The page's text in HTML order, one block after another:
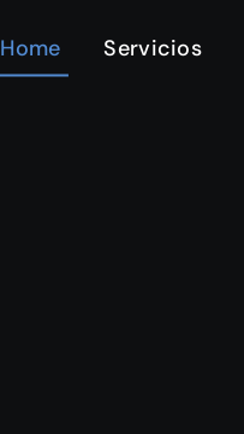
Home Servicios